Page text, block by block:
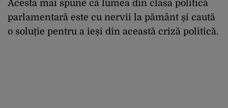
Acesta mai spune că lumea din clasa politică
parlamentară este cu nervii la pământ și caută
o soluție pentru a ieși din această criză politică.